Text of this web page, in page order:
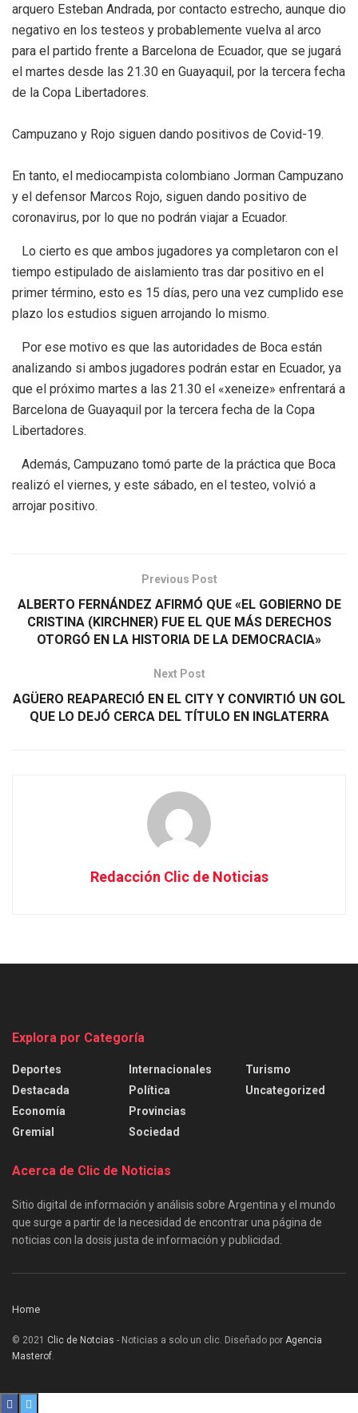
arquero Esteban Andrada, por contacto estrecho, aunque dio
negativo en los testeos y probablemente vuelva al arco
para el partido frente a Barcelona de Ecuador, que se jugará
el martes desde las 21.30 en Guayaquil, por la tercera fecha
de la Copa Libertadores.
Campuzano y Rojo siguen dando positivos de Covid-19.
En tanto, el mediocampista colombiano Jorman Campuzano
y el defensor Marcos Rojo, siguen dando positivo de
coronavirus, por lo que no podrán viajar a Ecuador.
Lo cierto es que ambos jugadores ya completaron con el
tiempo estipulado de aislamiento tras dar positivo en el
primer término, esto es 15 días, pero una vez cumplido ese
plazo los estudios siguen arrojando lo mismo.
Por ese motivo es que las autoridades de Boca están
analizando si ambos jugadores podrán estar en Ecuador, ya
que el próximo martes a las 21.30 el «xeneize» enfrentará a
Barcelona de Guayaquil por la tercera fecha de la Copa
Libertadores.
Además, Campuzano tomó parte de la práctica que Boca
realizó el viernes, y este sábado, en el testeo, volvió a
arrojar positivo.
Previous Post
ALBERTO FERNÁNDEZ AFIRMÓ QUE «EL GOBIERNO DE
CRISTINA (KIRCHNER) FUE EL QUE MÁS DERECHOS
OTORGÓ EN LA HISTORIA DE LA DEMOCRACIA»
Next Post
AGÜERO REAPARECIÓ EN EL CITY Y CONVIRTIÓ UN GOL
QUE LO DEJÓ CERCA DEL TÍTULO EN INGLATERRA
Redacción Clic de Noticias
Explora por Categoría
Deportes
Destacada
Economía
Gremial
Internacionales
Política
Provincias
Sociedad
Turismo
Uncategorized
Acerca de Clic de Noticias
Sitio digital de información y análisis sobre Argentina y el mundo
que surge a partir de la necesidad de encontrar una página de
noticias con la dosis justa de información y publicidad.
Home
© 2021 Clic de Notcias - Noticias a solo un clic. Diseñado por Agencia
Masterof.